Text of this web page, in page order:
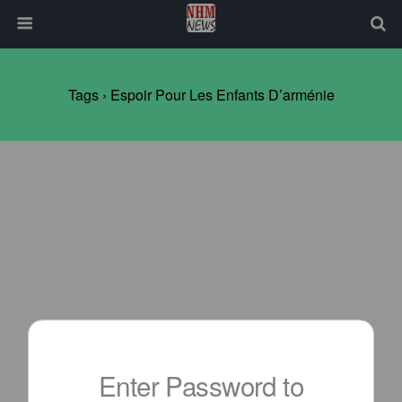
Tags › Espoir Pour Les Enfants D’arménie
Enter Password to